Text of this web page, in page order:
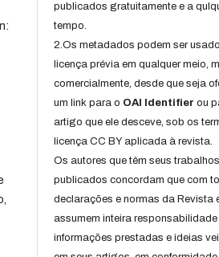
publicados gratuitamente e a
tempo.
2.Os metadados podem ser
licença prévia em qualquer meio,
comercialmente, desde que seja
um link para o OAI Identifier ou
artigo que ele desceve, sob os
licença CC BY aplicada à revista.
Os autores que têm seus trabalhos
publicados concordam que com
declarações e normas da Revista
assumem inteira responsabilidade
informações prestadas e ideias